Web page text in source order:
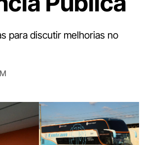
para discutir melhorias no
Digite
aqui
o
seu